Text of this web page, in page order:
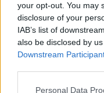
your opt-out. You may
disclosure of your
IAB’s list of
also be disclosed by
Downstream
Please note that this
Personal Data
Új
zajlott Izrael
2025. július 9.